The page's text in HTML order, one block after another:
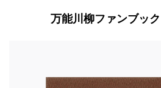
万能川柳ファンブッ